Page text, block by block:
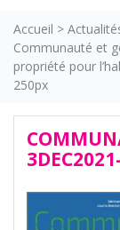
Accueil >
Communauté et
propriété pour
250px